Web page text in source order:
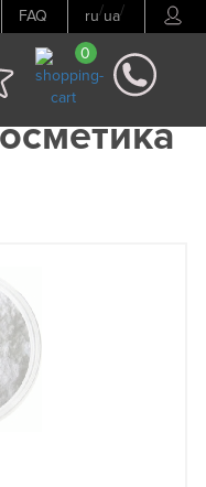
FAQ ru/ua/
0